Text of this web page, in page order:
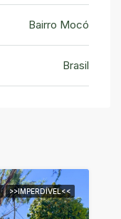
Bairro Mocó
Brasil
>>IMPERDÍVEL<<